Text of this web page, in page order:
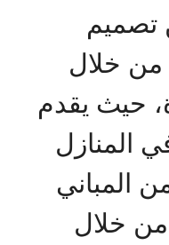
تصميم
من خلال
حيث يقدم
المنازل
المباني
من خلال